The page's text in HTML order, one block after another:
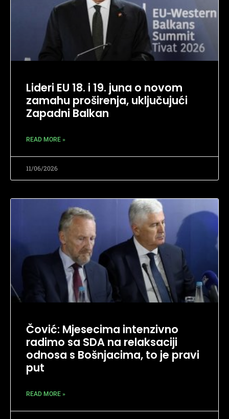
Lideri EU 18. i 19. juna o novom
zamahu proširenja, uključujući
Zapadni Balkan
READ MORE »
11/06/2026
Čović: Mjesecima intenzivno
radimo sa SDA na relaksaciji
odnosa s Bošnjacima, to je pravi
put
READ MORE »